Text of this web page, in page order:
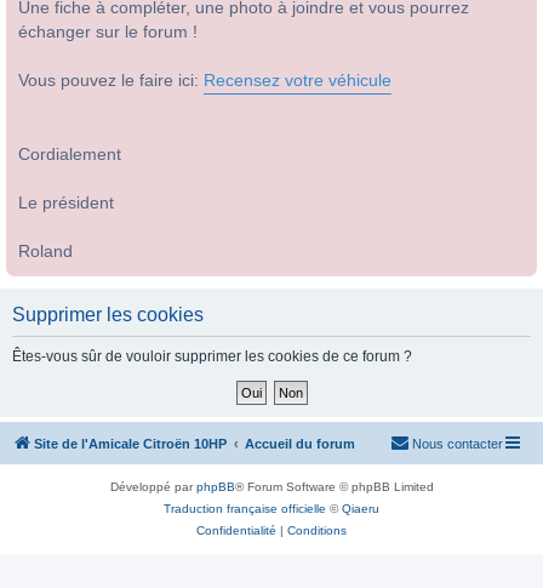
Une fiche à compléter, une photo à joindre et vous pourrez
échanger sur le forum !
Vous pouvez le faire ici: Recensez votre véhicule
Cordialement
Le président
Roland
Supprimer les cookies
Êtes-vous sûr de vouloir supprimer les cookies de ce forum ?
Site de l'Amicale Citroën 10HP Accueil du forum Nous contacter
Développé parphpBB® Forum Software © phpBB Limited
Traduction française officielle ©Qiaeru
Confidentialité | Conditions